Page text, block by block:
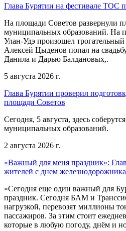
Глава Бурятии на фестивале ТОС
На площади Советов развернули
муниципальных образований. На
Улан-Удэ произошел
Алексей Цыденов попал на
Данила и Дарью Балдановых,.
5 августа 2026 г.
Глава Бурятии проверил
площади Советов
Сегодня, 5 августа, здесь
муниципальных образований.
2 августа 2026 г.
«Важный для меня праздник»:
жителей с днем железнодорожника
«Сегодня еще один важный для
праздник. Сегодня БАМ и
нагрузкой, перевозят миллионы
пассажиров. За этим стоит
которые в любую погоду, днём и